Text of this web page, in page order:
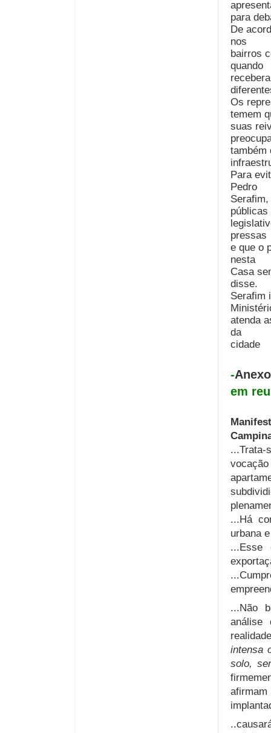
para
De
nos
bairros
quando
Os
temem
suas
também
Para
Pedro
pressas
e que o
nesta
Casa
disse.
Serafim
atenda
da
cidade
-
em
...Há
urbana
...Esse
...Não
análise
intensa
solo,